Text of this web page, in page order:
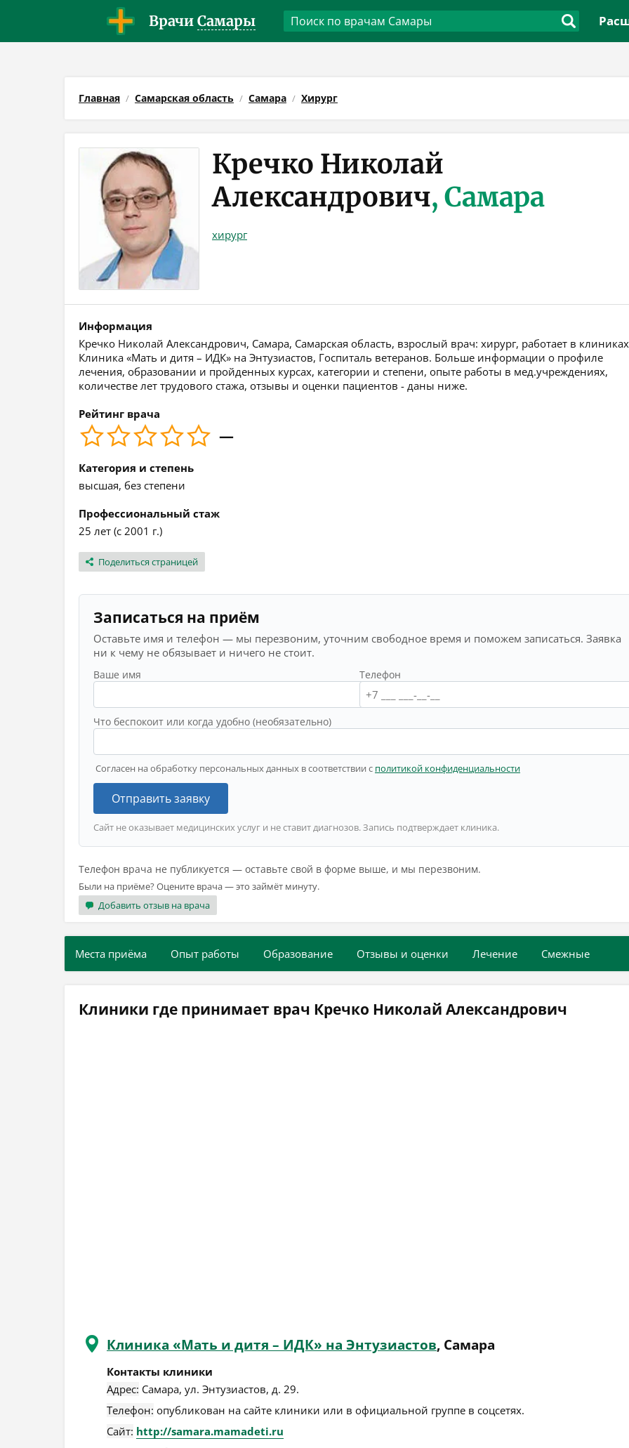
Врачи Самары
Главная Самарская область Самара Хирург
Кречко Николай
Александрович, Самара
хирург
Информация
Кречко Николай Александрович, Самара, Самарская область, взрослый врач: хирург, работает в
Клиника «Мать и дитя – ИДК» на Энтузиастов, Госпиталь ветеранов. Больше информации о профиле
лечения, образовании и пройденных курсах, категории и степени, опыте работы в мед.учреждениях,
количестве лет трудового стажа, отзывы и оценки пациентов - даны ниже.
Рейтинг врача
—
Категория и степень
высшая, без степени
Профессиональный стаж
25 лет (с 2001 г.)
Поделиться страницей
Записаться на приём
Оставьте имя и телефон — мы перезвоним, уточним свободное время и поможем записаться. Заявка
ни к чему не обязывает и ничего не стоит.
Ваше имя Телефон
Что беспокоит или когда удобно (необязательно)
Согласен на обработку персональных данных в соответствии с политикой конфиденциальности
Отправить заявку
Сайт не оказывает медицинских услуг и не ставит диагнозов. Запись подтверждает клиника.
Телефон врача не публикуется — оставьте свой в форме выше, и мы перезвоним.
Были на приёме? Оцените врача — это займёт минуту.
Добавить отзыв на врача
Места приёма Опыт работы Образование Отзывы и оценки Лечение Смежные
Клиники где принимает врач Кречко Николай Александрович
Клиника «Мать и дитя – ИДК» на Энтузиастов, Самара
Контакты клиники
Адрес: Самара, ул. Энтузиастов, д. 29.
Телефон: опубликован на сайте клиники или в официальной группе в соцсетях.
Сайт: http://samara.mamadeti.ru